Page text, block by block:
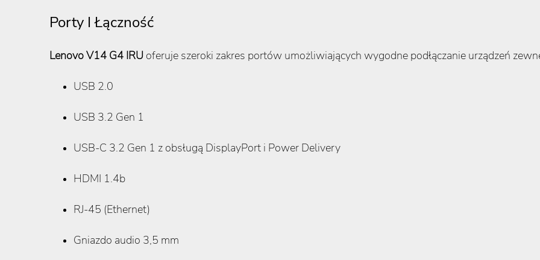
Porty I Łączność
Lenovo V14 G4 IRU oferuje szeroki zakres portów umożliwiających wygodne podłączanie urządzeń
USB 2.0
USB 3.2 Gen 1
USB-C 3.2 Gen 1 z obsługą DisplayPort i Power Delivery
HDMI 1.4b
RJ-45 (Ethernet)
Gniazdo audio 3,5 mm